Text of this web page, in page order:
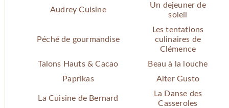
Audrey Cuisine
Un dejeuner de
soleil
Péché de gourmandise
Les tentations
culinaires de
Clémence
Talons Hauts & Cacao
Beau à la louche
Paprikas
Alter Gusto
La Cuisine de Bernard
La Danse des
Casseroles